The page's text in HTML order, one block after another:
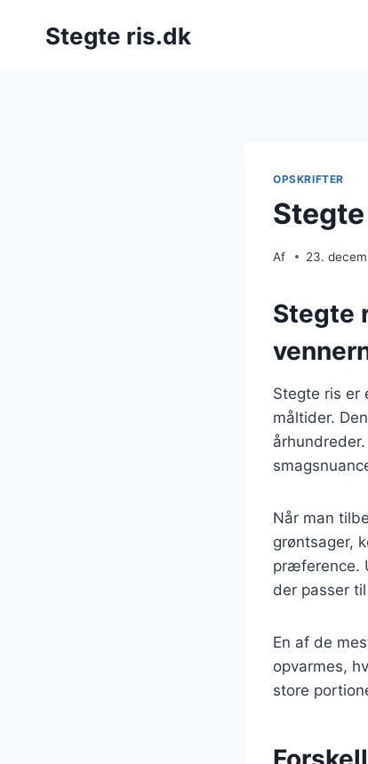
Stegte ris.dk
OPSKRIFTER
Af 23.
Stegte
Stegte ris er
måltider.
Når man
grøntsager,
præference.
der passer
En af de
opvarmes,
store